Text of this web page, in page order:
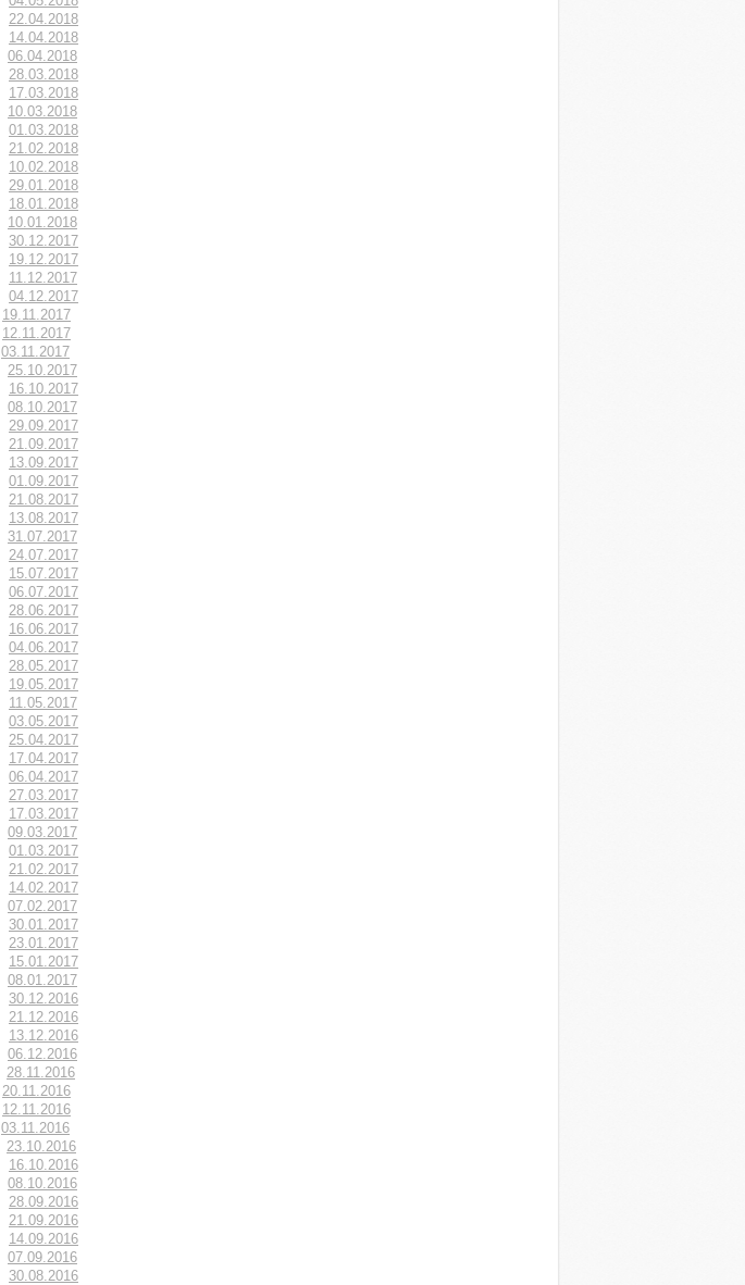
22.04.2018
14.04.2018
06.04.2018
28.03.2018
17.03.2018
10.03.2018
01.03.2018
21.02.2018
10.02.2018
29.01.2018
18.01.2018
10.01.2018
30.12.2017
19.12.2017
11.12.2017
04.12.2017
19.11.2017
12.11.2017
03.11.2017
25.10.2017
16.10.2017
08.10.2017
29.09.2017
21.09.2017
13.09.2017
01.09.2017
21.08.2017
13.08.2017
31.07.2017
24.07.2017
15.07.2017
06.07.2017
28.06.2017
16.06.2017
04.06.2017
28.05.2017
19.05.2017
11.05.2017
03.05.2017
25.04.2017
17.04.2017
06.04.2017
27.03.2017
17.03.2017
09.03.2017
01.03.2017
21.02.2017
14.02.2017
07.02.2017
30.01.2017
23.01.2017
15.01.2017
08.01.2017
30.12.2016
21.12.2016
13.12.2016
06.12.2016
28.11.2016
20.11.2016
12.11.2016
03.11.2016
23.10.2016
16.10.2016
08.10.2016
28.09.2016
21.09.2016
14.09.2016
07.09.2016
30.08.2016